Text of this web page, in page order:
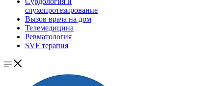
слухопротезирование
Вызов врача на дом
Телемедицина
Ревматология
SVF терапия